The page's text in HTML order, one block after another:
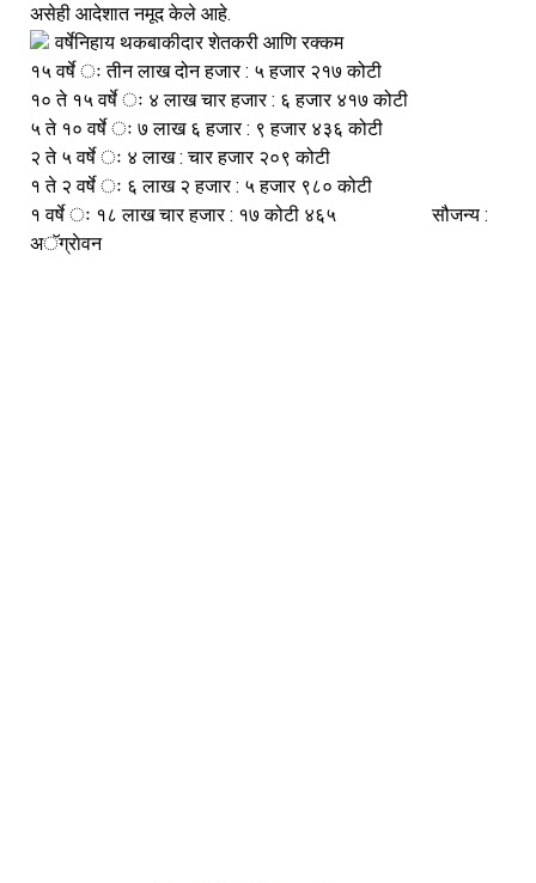
असेही आदेशात नमूद केले आहे.
वर्षेनिहाय थकबाकीदार शेतकरी आणि रक्कम
१५ वर्षे ः तीन लाख दोन हजार : ५ हजार २१७ कोटी
१० ते १५ वर्षे ः ४ लाख चार हजार : ६ हजार ४१७ कोटी
५ ते १० वर्षे ः ७ लाख ६ हजार : ९ हजार ४३६ कोटी
२ ते ५ वर्षे ः ४ लाख : चार हजार २०९ कोटी
१ ते २ वर्षे ः ६ लाख २ हजार : ५ हजार ९८० कोटी
१ वर्षे ः १८ लाख चार हजार : १७ कोटी ४६५ सौजन्य :
अॅग्राेवन